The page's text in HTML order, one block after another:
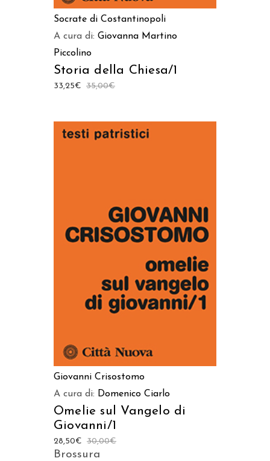
Socrate di Costantinopoli
A cura di: Giovanna Martino
Piccolino
Storia della Chiesa/1
35,00€
33,25€
AGGIUNGI AL CARRELLO
Giovanni Crisostomo
A cura di: Domenico Ciarlo
Omelie sul Vangelo di
Giovanni/1
30,00€
28,50€
Brossura